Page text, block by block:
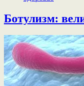
Ботулизм: